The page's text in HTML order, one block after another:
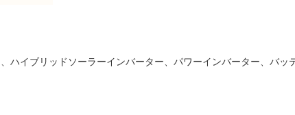
イブリッドソーラーインバーター、パワーインバーター、バッ